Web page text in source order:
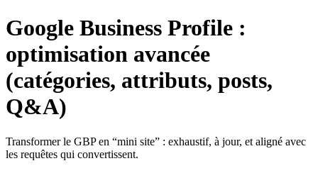
Google Business Profile :
optimisation avancée
(catégories, attributs, posts,
Q&A)
Transformer le GBP en “mini site” : exhaustif, à jour, et aligné avec
les requêtes qui convertissent.